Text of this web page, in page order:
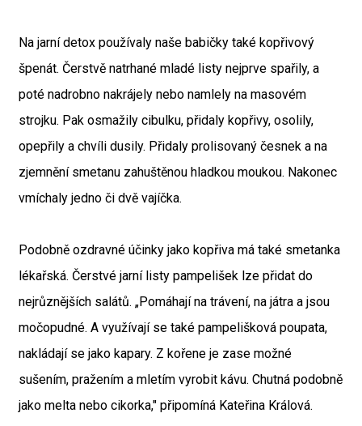
Na jarní detox používaly naše babičky také kopřivový
špenát. Čerstvě natrhané mladé listy nejprve spařily, a
poté nadrobno nakrájely nebo namlely na masovém
strojku. Pak osmažily cibulku, přidaly kopřivy, osolily,
opepřily a chvíli dusily. Přidaly prolisovaný česnek a na
zjemnění smetanu zahuštěnou hladkou moukou. Nakonec
vmíchaly jedno či dvě vajíčka.
Podobně ozdravné účinky jako kopřiva má také smetanka
lékařská. Čerstvé jarní listy pampelišek lze přidat do
nejrůznějších salátů. „Pomáhají na trávení, na játra a jsou
močopudné. A využívají se také pampelišková poupata,
nakládají se jako kapary. Z kořene je zase možné
sušením, pražením a mletím vyrobit kávu. Chutná podobně
jako melta nebo cikorka," připomíná Kateřina Králová.